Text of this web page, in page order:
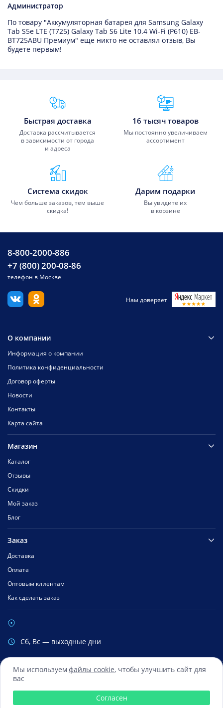
Мы используем файлы cookie, чтобы улучшить сайт для
вас
Согласен
Администратор
По товару "Аккумуляторная батарея для Samsung Galaxy
Tab S5e LTE (T725) Galaxy Tab S6 Lite 10.4 Wi-Fi (P610) EB-
BT725ABU Премиум" еще никто не оставлял отзыв, Вы
будете первым!
Преимущества Fixmobile
Быстрая доставка
Доставка рассчитывается
в зависимости от города
и адреса
16 тысяч товаров
Мы постоянно увеличиваем
ассортимент
Система скидок
Чем больше заказов, тем выше
скидка!
Дарим подарки
Вы увидите их
в корзине
8-800-2000-886
+7 (800) 200-08-86
телефон в Москве
Нам доверяет
О компании
Информация о компании
Политика конфиденциальности
Договор оферты
Новости
Контакты
Карта сайта
Магазин
Каталог
Отзывы
Скидки
Мой заказ
Блог
Заказ
Доставка
Оплата
Оптовым клиентам
Как сделать заказ
Cб, Вс — выходные дни
Сбербанк
© 2016 — 2026 Все права зарегистрированы ООО «ФиксМобайл»